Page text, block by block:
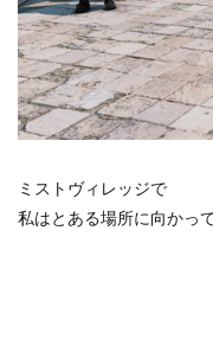
ミストヴィレッジで
私はとある場所に向かっ